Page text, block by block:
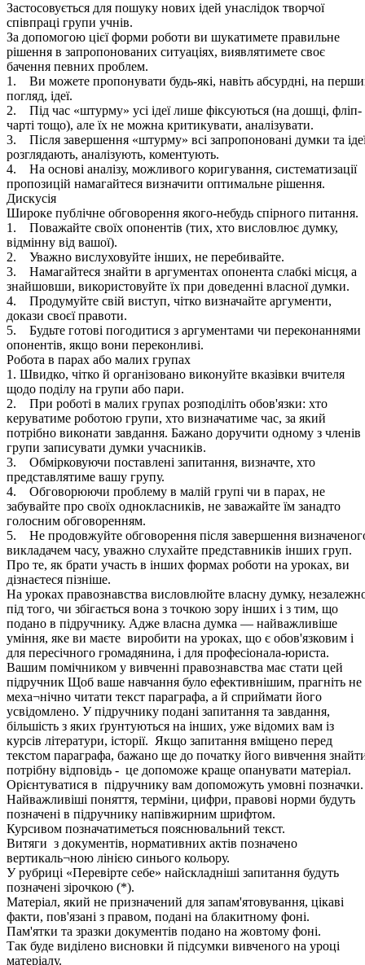
Застосовується для пошуку нових ідей унаслідок творчої
співпраці групи учнів.
За допомогою цієї форми роботи ви шукатимете правильне
рішення в запропонованих ситуаціях, виявлятимете своє
бачення певних проблем.
1. Ви можете пропонувати будь-які, навіть абсурдні, на
погляд, ідеї.
2. Під час «штурму» усі ідеї лише фіксуються (на дошці, фліп-
чарті тощо), але їх не можна критикувати, аналізувати.
3. Після завершення «штурму» всі запропоновані думки та
розглядають, аналізують, коментують.
4. На основі аналізу, можливого коригування, систематизації
пропозицій намагайтеся визначити оптимальне рішення.
Дискусія
Широке публічне обговорення якого-небудь спірного питання.
1. Поважайте своїх опонентів (тих, хто висловлює думку,
відмінну від вашої).
2. Уважно вислуховуйте інших, не перебивайте.
3. Намагайтеся знайти в аргументах опонента слабкі місця, а
знайшовши, використовуйте їх при доведенні власної думки.
4. Продумуйте свій виступ, чітко визначайте аргументи,
докази своєї правоти.
5. Будьте готові погодитися з аргументами чи переконаннями
опонентів, якщо вони переконливі.
Робота в парах або малих групах
1. Швидко, чітко й організовано виконуйте вказівки вчителя
щодо поділу на групи або пари.
2. При роботі в малих групах розподіліть обов'язки: хто
керуватиме роботою групи, хто визначатиме час, за який
потрібно виконати завдання. Бажано доручити одному з членів
групи записувати думки учасників.
3. Обмірковуючи поставлені запитання, визначте, хто
представлятиме вашу групу.
4. Обговорюючи проблему в малій групі чи в парах, не
забувайте про своїх однокласників, не заважайте їм занадто
голосним обговоренням.
5. Не продовжуйте обговорення після завершення
викладачем часу, уважно слухайте представників інших груп.
Про те, як брати участь в інших формах роботи на уроках, ви
дізнаєтеся пізніше.
На уроках правознавства висловлюйте власну думку,
під того, чи збігається вона з точкою зору інших і з тим, що
подано в підручнику. Адже власна думка — найважливіше
уміння, яке ви маєте виробити на уроках, що є обов'язковим і
для пересічного громадянина, і для професіонала-юриста.
Вашим помічником у вивченні правознавства має стати цей
підручник Щоб ваше навчання було ефективнішим, прагніть не
меха¬нічно читати текст параграфа, а й сприймати його
усвідомлено. У підручнику подані запитання та завдання,
більшість з яких ґрунтуються на інших, уже відомих вам із
курсів літератури, історії. Якщо запитання вміщено перед
текстом параграфа, бажано ще до початку його вивчення
потрібну відповідь - це допоможе краще опанувати матеріал.
Орієнтуватися в підручнику вам допоможуть умовні позначки.
Найважливіші поняття, терміни, цифри, правові норми будуть
позначені в підручнику напівжирним шрифтом.
Курсивом позначатиметься пояснювальний текст.
Витяги з документів, нормативних актів позначено
вертикаль¬ною лінією синього кольору.
У рубриці «Перевірте себе» найскладніші запитання будуть
позначені зірочкою (*).
Матеріал, який не призначений для запам'ятовування, цікаві
факти, пов'язані з правом, подані на блакитному фоні.
Пам'ятки та зразки документів подано на жовтому фоні.
Так буде виділено висновки й підсумки вивченого на уроці
матеріалу.